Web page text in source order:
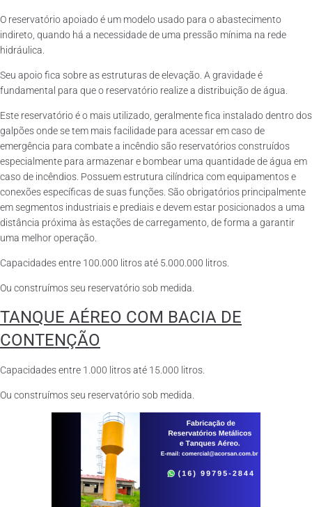
O reservatório apoiado é um modelo usado para o abastecimento
indireto, quando há a necessidade de uma pressão mínima na rede
hidráulica.
Seu apoio fica sobre as estruturas de elevação. A gravidade é
fundamental para que o reservatório realize a distribuição de água.
Este reservatório é o mais utilizado, geralmente fica instalado dentro dos
galpões onde se tem mais facilidade para acessar em caso de
emergência para combate a incêndio são reservatórios construídos
especialmente para armazenar e bombear uma quantidade de água em
caso de incêndios. Possuem estrutura cilíndrica com equipamentos e
conexões específicas de suas funções. São obrigatórios principalmente
em segmentos industriais e prediais e devem estar posicionados a uma
distância próxima às estações de carregamento, de forma a garantir
uma melhor operação.
Capacidades entre 100.000 litros até 5.000.000 litros.
Ou construímos seu reservatório sob medida.
TANQUE AÉREO COM BACIA DE
CONTENÇÃO
Capacidades entre 1.000 litros até 15.000 litros.
Ou construímos seu reservatório sob medida.